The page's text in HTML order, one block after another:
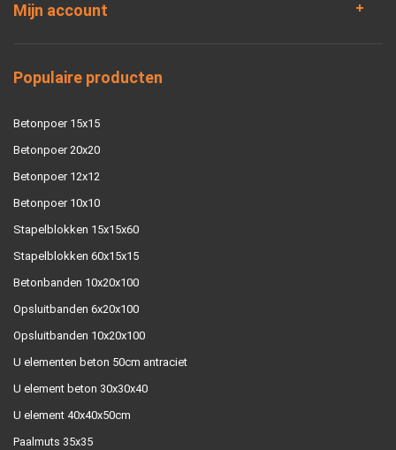
Mijn account
Populaire producten
Betonpoer 15x15
Betonpoer 20x20
Betonpoer 12x12
Betonpoer 10x10
Stapelblokken 15x15x60
Stapelblokken 60x15x15
Betonbanden 10x20x100
Opsluitbanden 6x20x100
Opsluitbanden 10x20x100
U elementen beton 50cm antraciet
U element beton 30x30x40
U element 40x40x50cm
Paalmuts 35x35